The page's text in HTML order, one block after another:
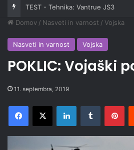
TEST - Tehnika: Vantrue JS3
Domov / Nasveti in varnost / Vojska
Nasveti in varnost Vojska
POKLIC: Vojaški
11. septembra, 2019
Facebook
X LinkedInTumblr